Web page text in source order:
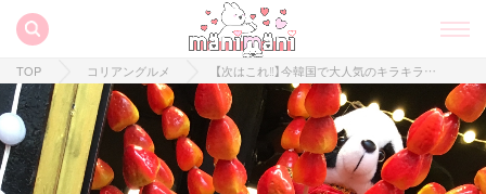
TOP コリアングルメ 【次はこれ‼︎】今韓国で大人気のキラキラスイーツ☆実は簡単に作れちゃう！？